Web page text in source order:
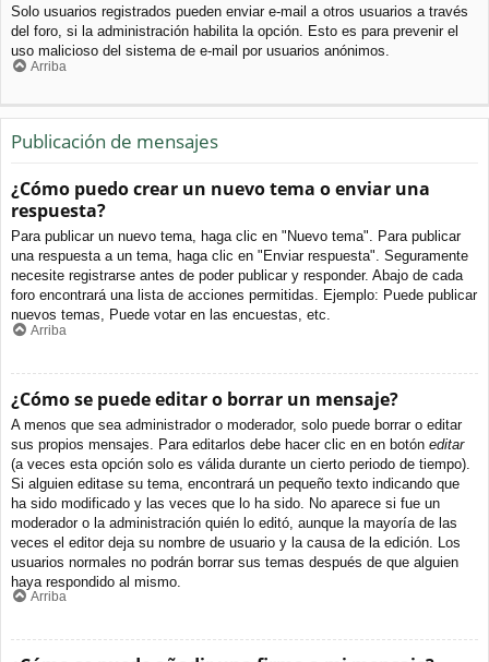
Solo usuarios registrados pueden enviar e-mail a otros usuarios a través
del foro, si la administración habilita la opción. Esto es para prevenir el
uso malicioso del sistema de e-mail por usuarios anónimos.
Arriba
Publicación de mensajes
¿Cómo puedo crear un nuevo tema o enviar una
respuesta?
Para publicar un nuevo tema, haga clic en "Nuevo tema". Para publicar
una respuesta a un tema, haga clic en "Enviar respuesta". Seguramente
necesite registrarse antes de poder publicar y responder. Abajo de cada
foro encontrará una lista de acciones permitidas. Ejemplo: Puede publicar
nuevos temas, Puede votar en las encuestas, etc.
Arriba
¿Cómo se puede editar o borrar un mensaje?
A menos que sea administrador o moderador, solo puede borrar o editar
sus propios mensajes. Para editarlos debe hacer clic en en botón editar
(a veces esta opción solo es válida durante un cierto periodo de tiempo).
Si alguien editase su tema, encontrará un pequeño texto indicando que
ha sido modificado y las veces que lo ha sido. No aparece si fue un
moderador o la administración quién lo editó, aunque la mayoría de las
veces el editor deja su nombre de usuario y la causa de la edición. Los
usuarios normales no podrán borrar sus temas después de que alguien
haya respondido al mismo.
Arriba